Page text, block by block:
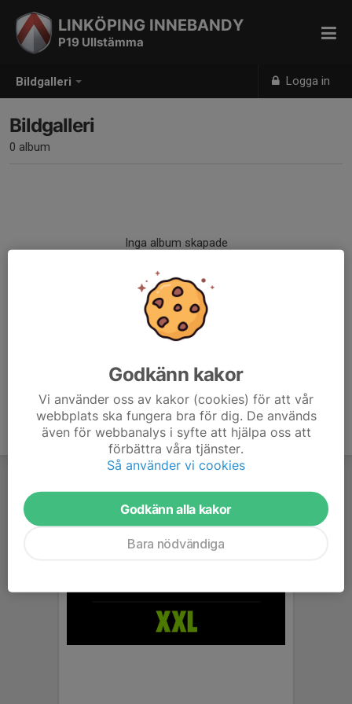
Bildgalleri Logga in
LINKÖPING INNEBANDY
P19 Ullstämma
Bildgalleri
0 album
Inga album skapade
Godkänn kakor
Vi använder oss av kakor (cookies) för att vår
webbplats ska fungera bra för dig. De används
även för webbanalys i syfte att hjälpa oss att
förbättra våra tjänster.
Så använder vi cookies
Godkänn alla kakor
Bara nödvändiga